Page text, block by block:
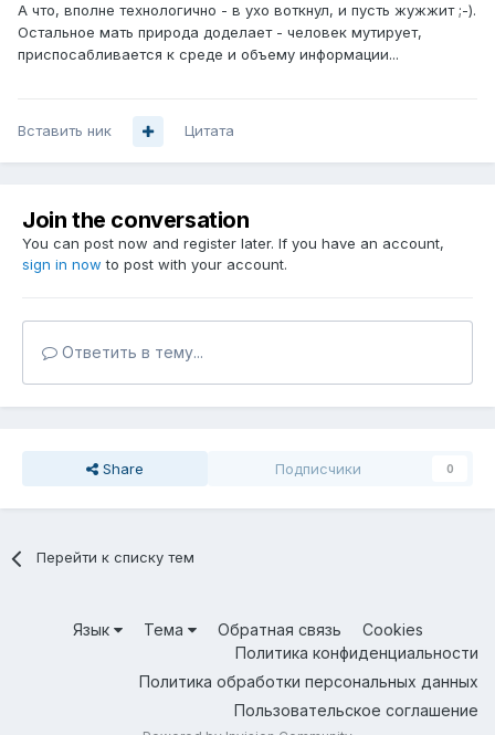
А что, вполне технологично - в ухо воткнул, и пусть жужжит ;-).
Остальное мать природа доделает - человек мутирует,
приспосабливается к среде и объему информации...
Вставить ник Цитата
Join the conversation
You can post now and register later. If you have an account,
sign in now to post with your account.
Ответить в тему...
Share Подписчики 0
Перейти к списку тем
Язык Тема Обратная связь
Cookies
Политика конфиденциальности
Политика обработки персональных данных
Пользовательское соглашение